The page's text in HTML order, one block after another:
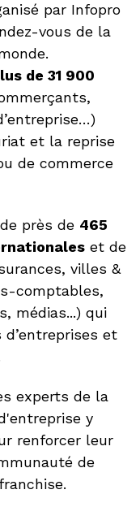
par Infopro
vous de la
de 31 900
et la reprise
de commerce
près de 465
et de
villes &
comptables,
médias...) qui
et
experts de la
y
renforcer leur
de